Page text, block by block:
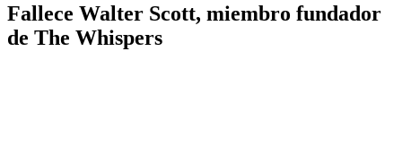
Fallece Walter Scott, miembro fundador
de The Whispers